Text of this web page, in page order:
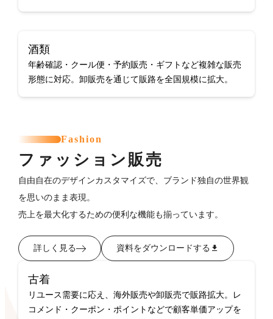
酒類
年齢確認・クール便・予約販売・ギフトなど複雑な販売
形態に対応。卸販売を通じて販路を全国規模に拡大。
Fashion
ファッション販売
自由自在のデザインカスタマイズで、ブランド独自の世界観
を思いのまま表現。
売上を最大化するための便利な機能も揃っています。
詳しく見る 資料をダウンロードする
古着
リユース需要に応え、海外販売や卸販売で販路拡大。レ
コメンド・クーポン・ポイントなどで顧客単価アップを